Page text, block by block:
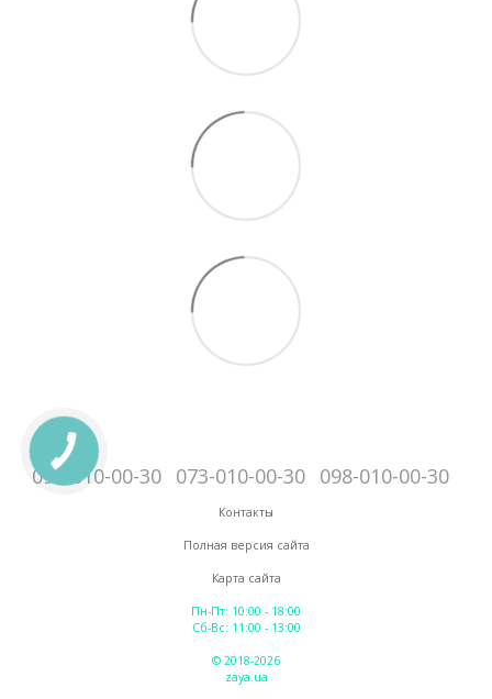
095-010-00-30 073-010-00-30 098-010-00-30
Контакты
Полная версия сайта
Карта сайта
Пн-Пт: 10:00 - 18:00
Сб-Вс: 11:00 - 13:00
© 2018-2026
zaya.ua